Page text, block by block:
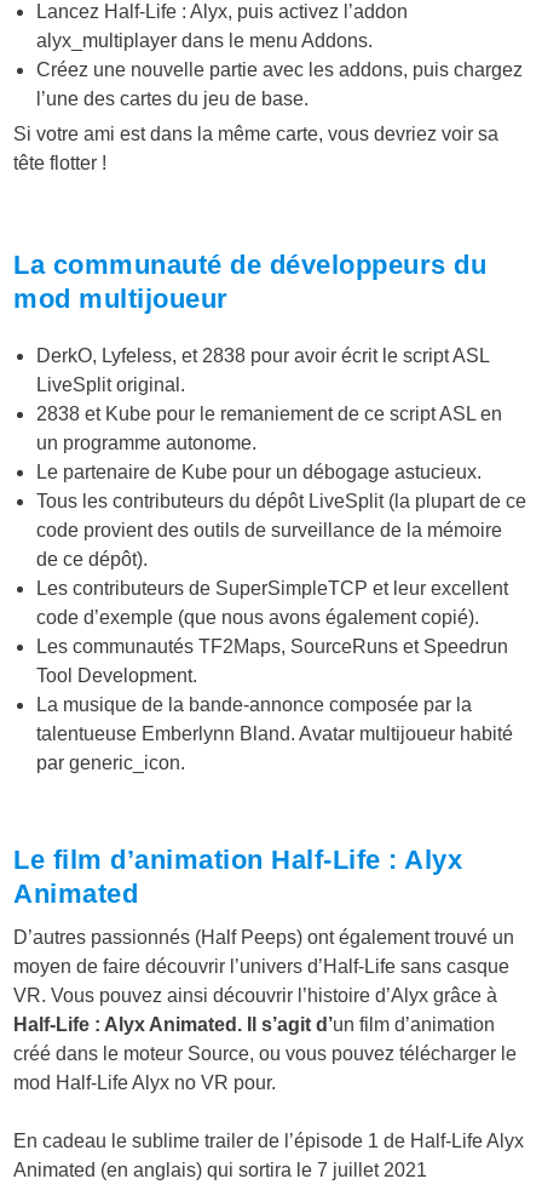
Lancez Half-Life : Alyx, puis activez l’addon
alyx_multiplayer dans le menu Addons.
Créez une nouvelle partie avec les addons, puis chargez
l’une des cartes du jeu de base.
Si votre ami est dans la même carte, vous devriez voir sa
tête flotter !
La communauté de développeurs du
mod multijoueur
DerkO, Lyfeless, et 2838 pour avoir écrit le script ASL
LiveSplit original.
2838 et Kube pour le remaniement de ce script ASL en
un programme autonome.
Le partenaire de Kube pour un débogage astucieux.
Tous les contributeurs du dépôt LiveSplit (la plupart de ce
code provient des outils de surveillance de la mémoire
de ce dépôt).
Les contributeurs de SuperSimpleTCP et leur excellent
code d’exemple (que nous avons également copié).
Les communautés TF2Maps, SourceRuns et Speedrun
Tool Development.
La musique de la bande-annonce composée par la
talentueuse Emberlynn Bland. Avatar multijoueur habité
par generic_icon.
Le film d’animation Half-Life : Alyx
Animated
D’autres passionnés (Half Peeps) ont également trouvé un
moyen de faire découvrir l’univers d’Half-Life sans casque
VR. Vous pouvez ainsi découvrir l’histoire d’Alyx grâce à
Half-Life : Alyx Animated. Il s’agit d’un film d’animation
créé dans le moteur Source, ou vous pouvez télécharger le
mod Half-Life Alyx no VR pour.
En cadeau le sublime trailer de l’épisode 1 de Half-Life Alyx
Animated (en anglais) qui sortira le 7 juillet 2021